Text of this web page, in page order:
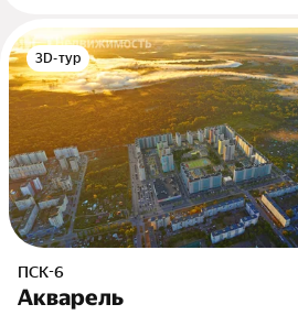
3D-тур
ПСК-6
Акварель